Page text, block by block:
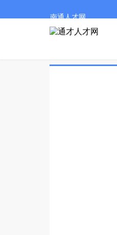
南通人才网